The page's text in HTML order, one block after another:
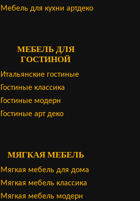
Мебель для кухни артдеко
МЕБЕЛЬ ДЛЯ
ГОСТИНОЙ
Итальянские гостиные
Гостиные классика
Гостиные модерн
Гостиные арт деко
МЯГКАЯ МЕБЕЛЬ
Мягкая мебель для дома
Мягкая мебель классика
Мягкая мебель модерн